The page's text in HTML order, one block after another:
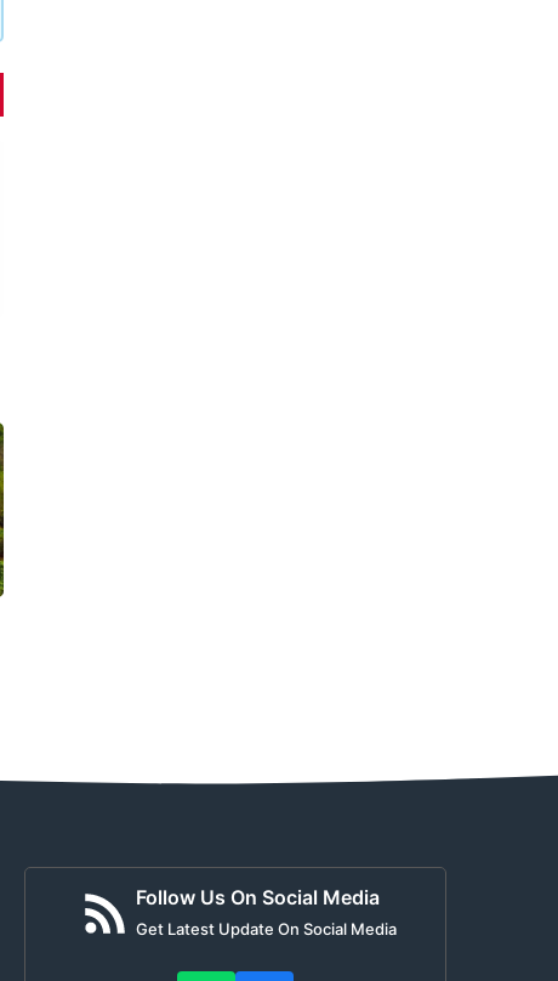
Follow Us On Social Media
Get Latest Update On Social Media